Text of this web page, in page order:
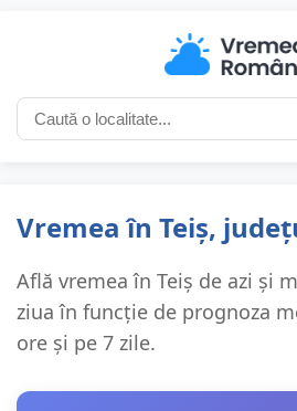
Vremea în Teiș,
Află vremea în Teiș de azi și
ziua în funcție de prognoza
ore și pe 7 zile.